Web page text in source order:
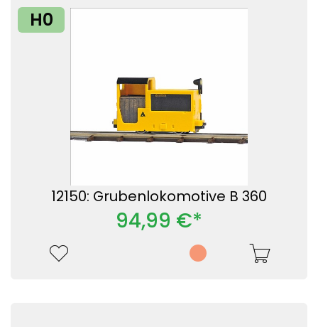
H0
12150: Grubenlokomotive B 360
94,99 €*